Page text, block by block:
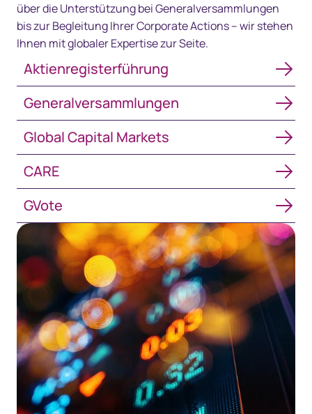
über die Unterstützung bei Generalversammlungen
bis zur Begleitung Ihrer Corporate Actions – wir stehen
Ihnen mit globaler Expertise zur Seite.
Aktienregisterführung
Aktienregisterführung
Generalversammlungen
Generalversammlungen
Global Capital Markets
Global Capital Markets
CARE
CARE
GVote
GVote